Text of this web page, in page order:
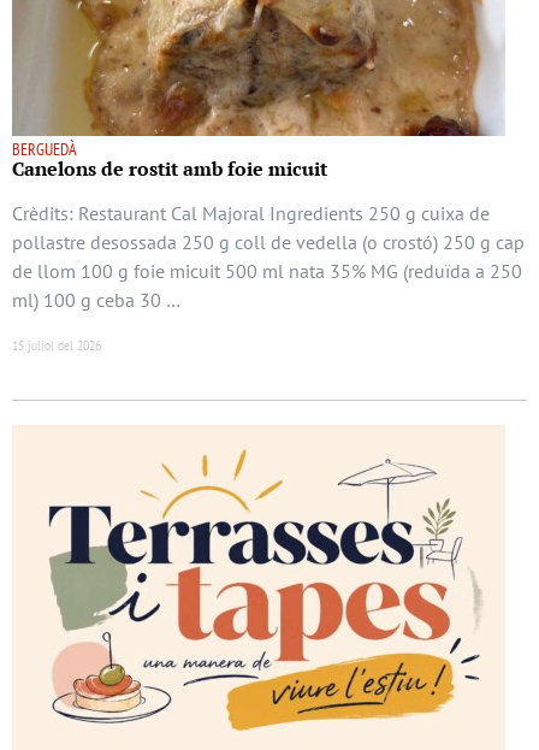
BERGUEDÀ
Canelons de rostit amb foie micuit
Crèdits: Restaurant Cal Majoral Ingredients 250 g cuixa de
pollastre desossada 250 g coll de vedella (o crostó) 250 g cap
de llom 100 g foie micuit 500 ml nata 35% MG (reduïda a 250
ml) 100 g ceba 30 …
15 juliol del 2026